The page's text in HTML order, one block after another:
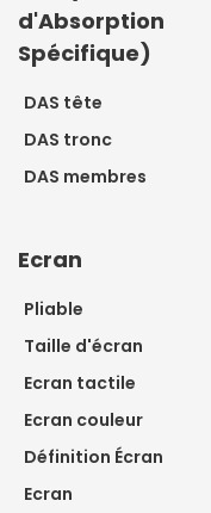
d'Absorption
Spécifique)
DAS tête
DAS tronc
DAS membres
Ecran
Pliable
Taille d'écran
Ecran tactile
Ecran couleur
Définition Écran
Ecran